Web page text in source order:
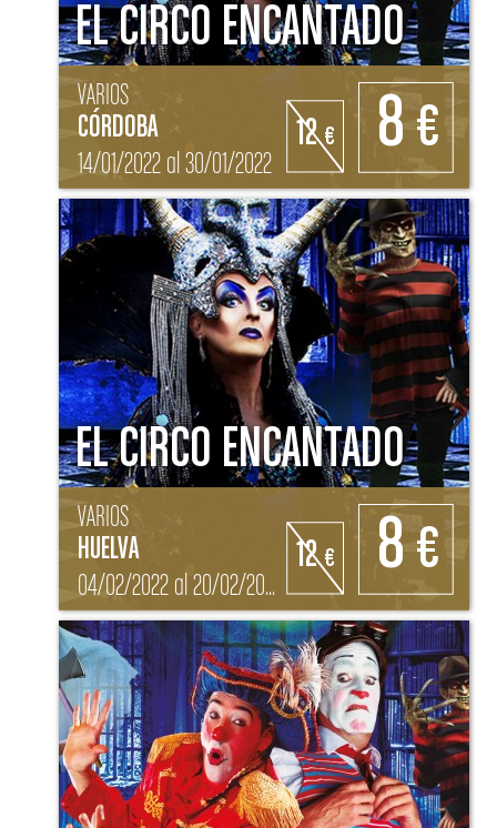
EL CIRCO ENCANTADO
VARIOS
CÓRDOBA
14/01/2022 al 30/01/2022
12€ 8 €
EL CIRCO ENCANTADO
VARIOS
HUELVA
04/02/2022 al 20/02/2022
12€ 8 €